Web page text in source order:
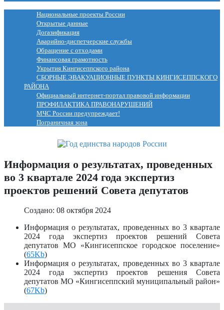
Национальные проекты России
Открытые данные
Догазификация
Аварийно-диспетчерские службы
Обращение с отходами
Финансовая грамотность
Укрытия Кингисеппского района
СБОРНЫЕ ЭВАКУАЦИОННЫЕ ПУНКТЫ КИНГИСЕППСКОГО
РАЙОНА
Официальный интернет-портал правовой информации
ПРОФИЛАКТИКА ПРАВОНАРУШЕНИЙ
МЧС России предупреждает!
Пограничная зона
Информация о результатах, проведенных
во 3 квартале 2024 года экспертиз
проектов решений Совета депутатов
Создано: 08 октября 2024
Информация о результатах, проведенных во 3 квартале
2024 года экспертиз проектов решений Совета
депутатов МО «Кингисеппское городское поселение»
(65Kb)
Информация о результатах, проведенных во 3 квартале
2024 года экспертиз проектов решения Совета
депутатов МО «Кингисеппский муниципальный район»
(67Kb)